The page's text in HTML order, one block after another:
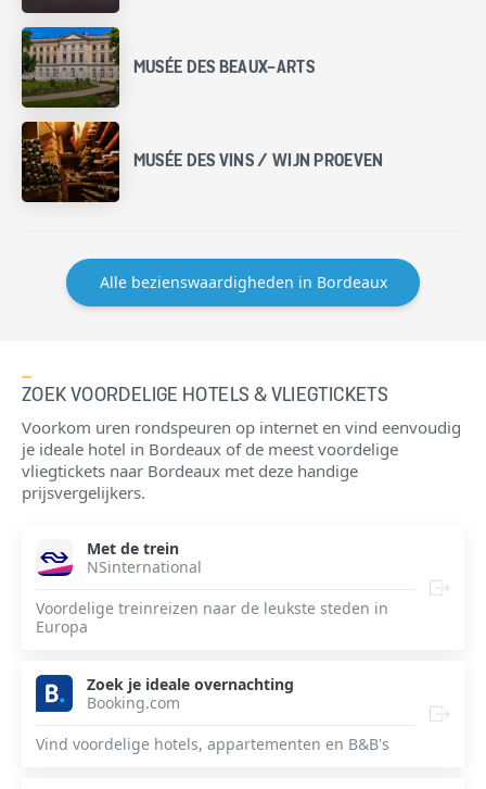
MUSÉE DES BEAUX-ARTS
MUSÉE DES VINS / WIJN PROEVEN
Alle bezienswaardigheden in Bordeaux
ZOEK VOORDELIGE HOTELS & VLIEGTICKETS
Voorkom uren rondspeuren op internet en vind eenvoudig
je ideale hotel in Bordeaux of de meest voordelige
vliegtickets naar Bordeaux met deze handige
prijsvergelijkers.
Met de trein
NSinternational
Voordelige treinreizen naar de leukste steden in
Europa
Zoek je ideale overnachting
Booking.com
Vind voordelige hotels, appartementen en B&B's